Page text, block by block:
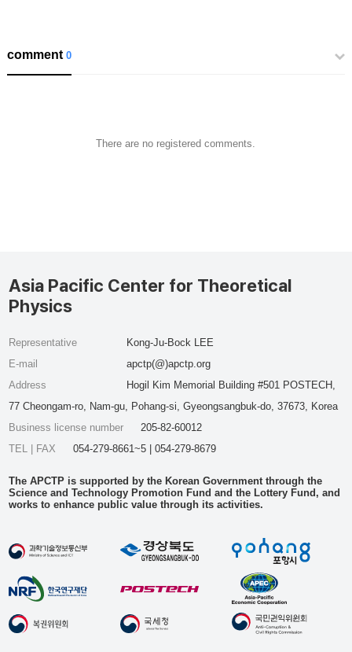
comment0
There are no registered comments.
Asia Pacific Center for Theoretical
Physics
Representative
Kong-Ju-Bock LEE
E-mail
apctp(@)apctp.org
Address
Hogil Kim Memorial Building #501 POSTECH,
77 Cheongam-ro, Nam-gu, Pohang-si, Gyeongsangbuk-do, 37673, Korea
Business license number
205-82-60012
TEL | FAX
054-279-8661~5 | 054-279-8679
The APCTP is supported by the Korean Government through the
Science and Technology Promotion Fund and the Lottery Fund, and
works to enhance public value through its activities.